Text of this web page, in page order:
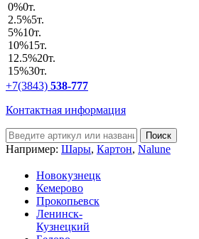
0%0т.
2.5%5т.
5%10т.
10%15т.
12.5%20т.
15%30т.
+7(3843) 538-777
Контактная информация
Например: Шары, Картон, Nalune
Новокузнецк
Кемерово
Прокопьевск
Ленинск-
Кузнецкий